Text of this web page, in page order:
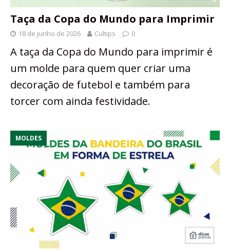
Taça da Copa do Mundo para Imprimir
18 de junho de 2026 Cultips 0
A taça da Copa do Mundo para imprimir é
um molde para quem quer criar uma
decoração de futebol e também para
torcer com ainda festividade.
MOLDES